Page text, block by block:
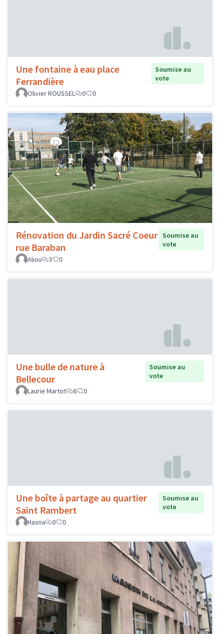
Une fontaine à eau place
Ferrandière
Soumise au
vote
Olivier ROUSSEL
0 0
Rénovation du Jardin Sacré Coeur
rue Baraban
Soumise au
vote
Aliou
3 0
Une bulle de nature à
Bellecour
Soumise au
vote
Laurie Martot
6 0
Une boîte à partage au quartier
Saint Rambert
Soumise au
vote
Hasna
0 0